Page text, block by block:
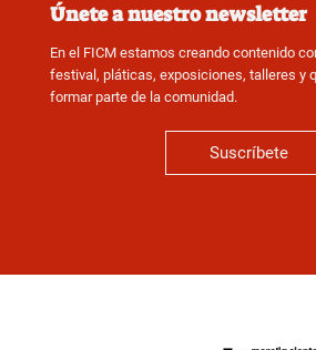
Únete a nuestro newsletter
En el FICM estamos creando contenido
festival, pláticas, exposiciones, talleres y
formar parte de la comunidad.
Suscríbete